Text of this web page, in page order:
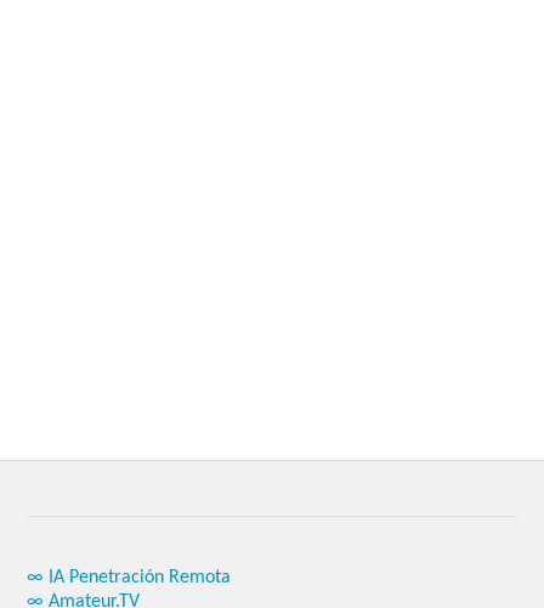
∞ IA Penetración Remota
∞ Amateur.TV